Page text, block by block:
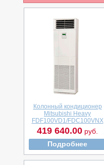
Колонный кондиционер
Mitsubishi Heavy
FDF100VD1/FDC100VNX
419 640.00 руб.
Подробнее